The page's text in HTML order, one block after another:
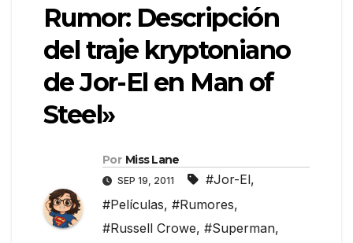
Rumor: Descripción
del traje kryptoniano
de Jor-El en Man of
Steel»
Por Miss Lane
SEP 19, 2011 #Jor-El,
#Películas, #Rumores,
#Russell Crowe, #Superman,